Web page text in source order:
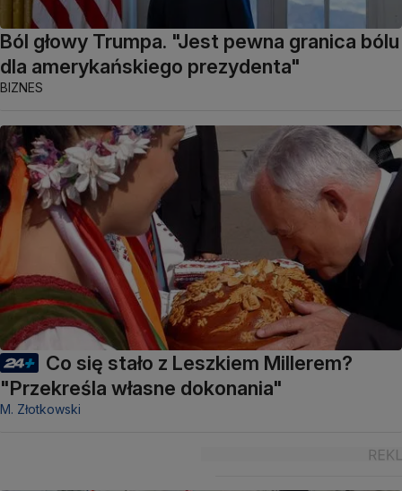
Ból głowy Trumpa. "Jest pewna granica bólu
dla amerykańskiego prezydenta"
BIZNES
Co się stało z Leszkiem Millerem?
"Przekreśla własne dokonania"
M. Złotkowski